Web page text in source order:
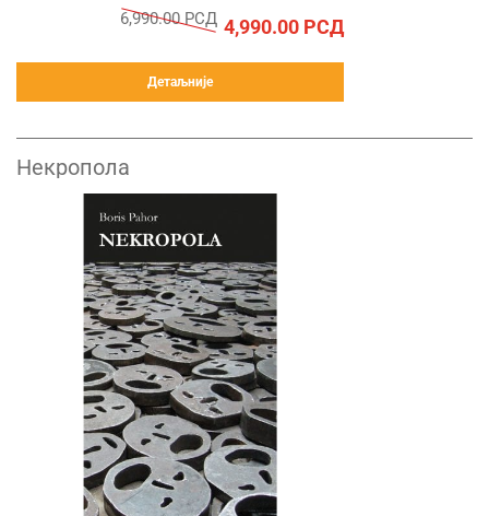
6,990.00РСД 4,990.00 РСД
Детаљније
Некропола